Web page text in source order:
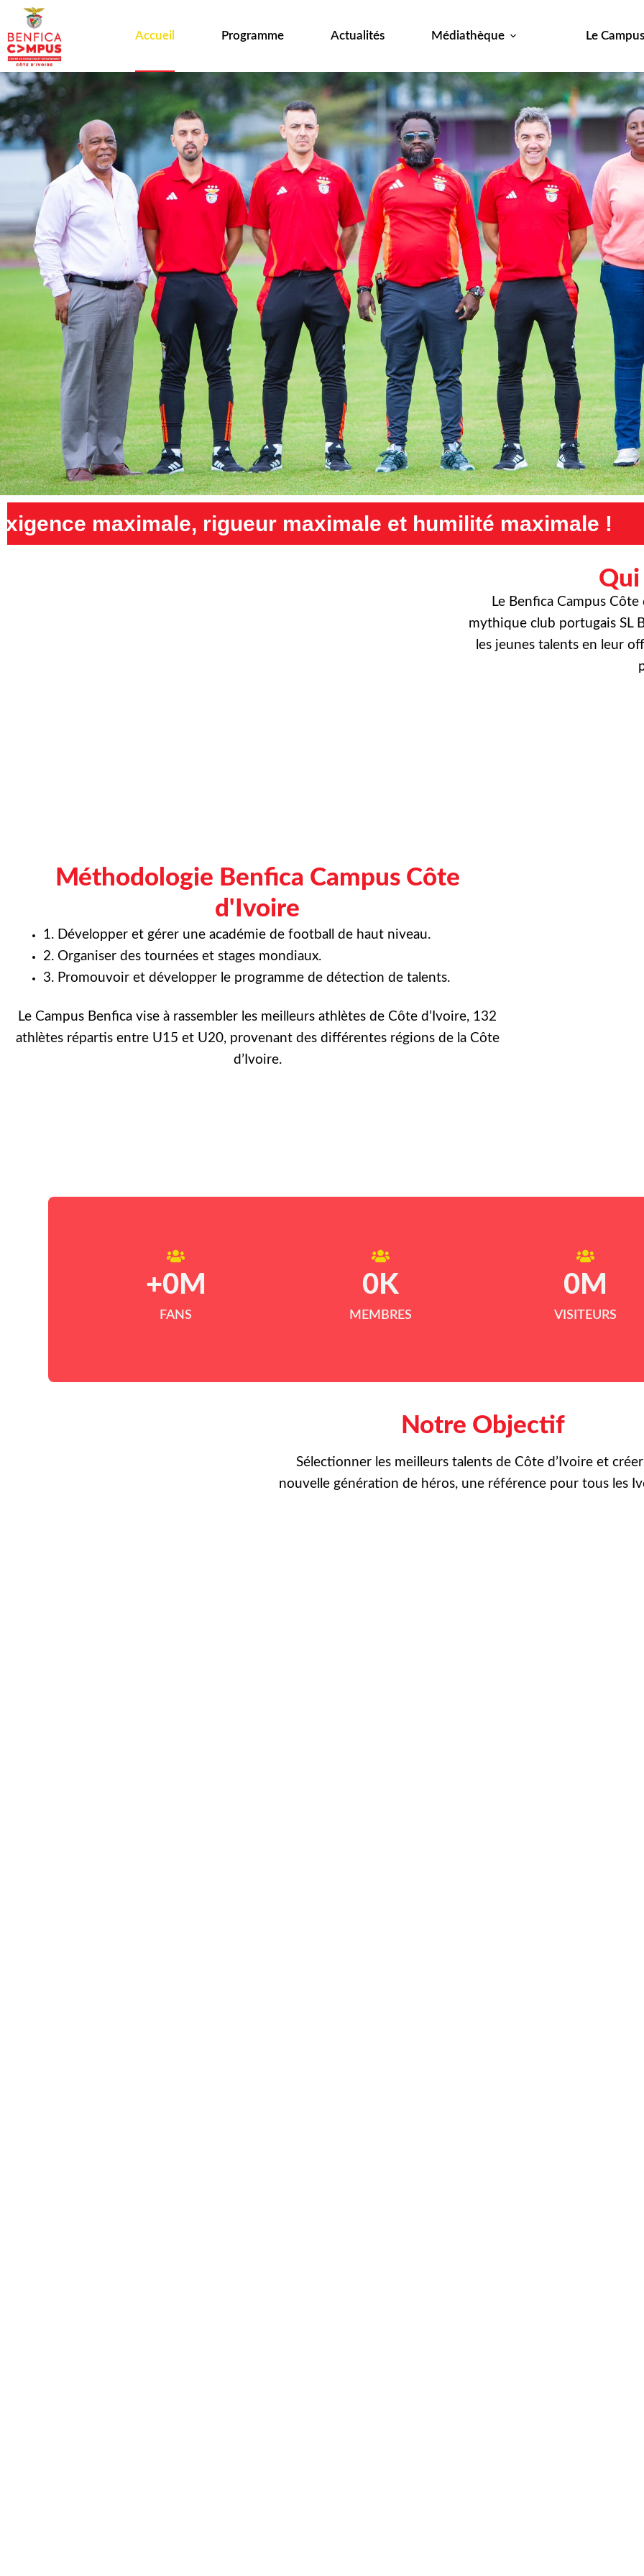
Accueil Programme Actualités Médiathèque Le Campus
maximale et humilité maximale ! Exigence
Qui
Le Benfica Campus
mythique club portugais SL
les jeunes talents en leur
Méthodologie Benfica Campus Côte
d'Ivoire
1. Développer et gérer une académie de football de haut niveau.
2. Organiser des tournées et stages mondiaux.
3. Promouvoir et développer le programme de détection de talents.
Le Campus Benfica vise à rassembler les meilleurs athlètes de Côte d’Ivoire, 132
athlètes répartis entre U15 et U20, provenant des différentes régions de la Côte
d’Ivoire.
FANS
+0M
MEMBRES
0 K
VISITEURS
0M
Notre Objectif
Sélectionner les meilleurs talents de Côte d’Ivoire et
nouvelle génération de héros, une référence pour tous les